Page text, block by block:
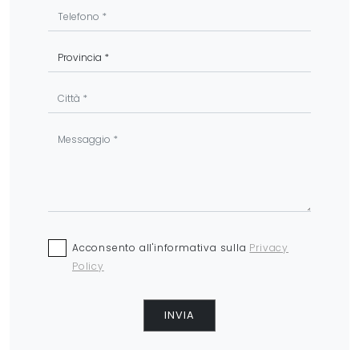
Acconsento all'informativa sulla Privacy
Policy
INVIA